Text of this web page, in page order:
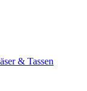
& Tassen